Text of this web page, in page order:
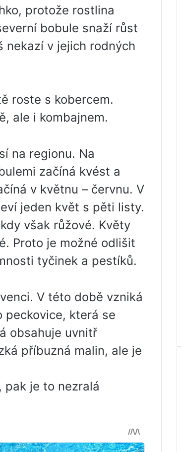
protože rostlina
bobule snaží růst
nekazí v jejich rodných
roste s kobercem.
ale i kombajnem.
na regionu. Na
začíná kvést a
v květnu – červnu. V
jeden květ s pěti listy.
však růžové. Květy
Proto je možné odlišit
tyčinek a pestíků.
V této době vzniká
peckovice, která se
obsahuje uvnitř
příbuzná malin, ale je
pak je to nezralá